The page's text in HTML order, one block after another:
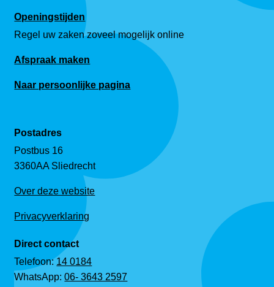
Openingstijden
Regel uw zaken zoveel mogelijk online
Afspraak maken
Naar persoonlijke pagina
Postadres
Postbus 16
3360AA Sliedrecht
Over deze website
Privacyverklaring
Direct contact
Telefoon:14 0184
WhatsApp:06- 3643 2597